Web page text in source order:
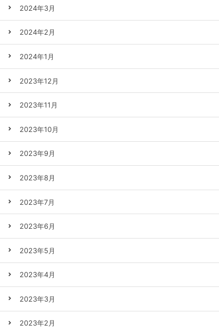
2024年3月
2024年2月
2024年1月
2023年12月
2023年11月
2023年10月
2023年9月
2023年8月
2023年7月
2023年6月
2023年5月
2023年4月
2023年3月
2023年2月